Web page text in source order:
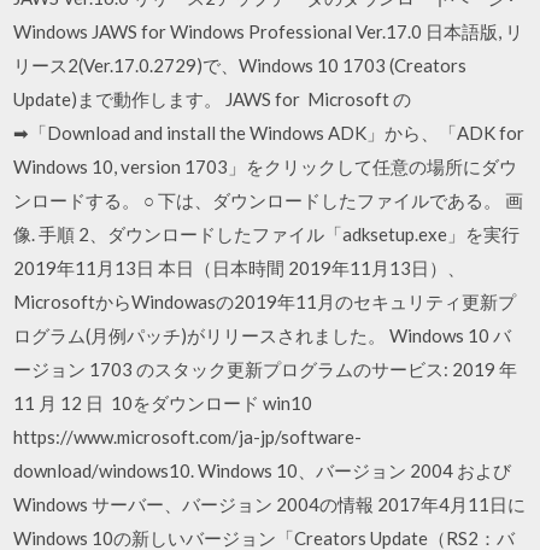
Windows JAWS for Windows Professional Ver.17.0 日本語版, リ
リース2(Ver.17.0.2729)で、Windows 10 1703 (Creators
Update)まで動作します。 JAWS for Microsoft の
➡「Download and install the Windows ADK」から、「ADK for
Windows 10, version 1703」をクリックして任意の場所にダウ
ンロードする。 ○ 下は、ダウンロードしたファイルである。 画
像. 手順 2、ダウンロードしたファイル「adksetup.exe」を実行
2019年11月13日 本日（日本時間 2019年11月13日）、
MicrosoftからWindowasの2019年11月のセキュリティ更新プ
ログラム(月例パッチ)がリリースされました。 Windows 10 バ
ージョン 1703 のスタック更新プログラムのサービス: 2019 年
11 月 12 日 10をダウンロード win10
https://www.microsoft.com/ja-jp/software-
download/windows10. Windows 10、バージョン 2004 および
Windows サーバー、バージョン 2004の情報 2017年4月11日に
Windows 10の新しいバージョン「Creators Update（RS2：バ